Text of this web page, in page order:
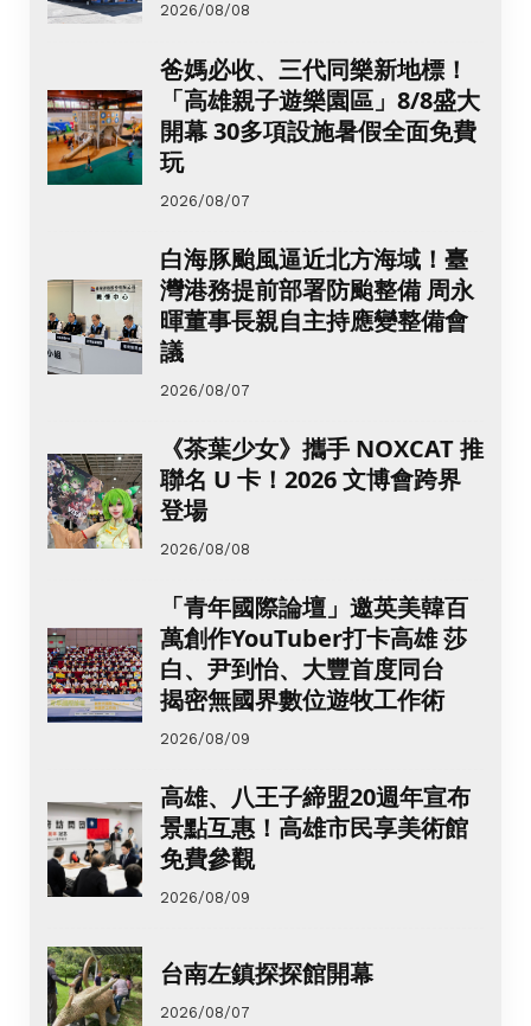
2026/08/08
爸媽必收、三代同樂新地標！
「高雄親子遊樂園區」8/8盛大
開幕 30多項設施暑假全面免費
玩
2026/08/07
白海豚颱風逼近北方海域！臺
灣港務提前部署防颱整備 周永
暉董事長親自主持應變整備會
議
2026/08/07
《茶葉少女》攜手 NOXCAT 推
聯名 U 卡！2026 文博會跨界
登場
2026/08/08
「青年國際論壇」邀英美韓百
萬創作YouTuber打卡高雄 莎
白、尹到怡、大豐首度同台
揭密無國界數位遊牧工作術
2026/08/09
高雄、八王子締盟20週年宣布
景點互惠！高雄市民享美術館
免費參觀
2026/08/09
台南左鎮探探館開幕
2026/08/07